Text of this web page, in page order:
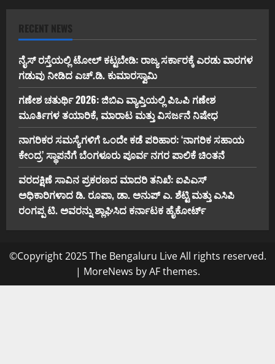
RECENT NEWS
ನೈಸ್ ರಸ್ತೆಯಲ್ಲಿ ಟೋಲ್ ಕಟ್ಟಬೇಡಿ: ರಾಜ್ಯ ಸರ್ಕಾರಕ್ಕೆ ಎರಡು ವಾರಗಳ
ಗಡುವು ನೀಡಿದ ಎಚ್.ಡಿ. ಕುಮಾರಸ್ವಾಮಿ
ಗಣೇಶ ಚತುರ್ಥಿ 2026: ಜಿಬಿಎ ವ್ಯಾಪ್ತಿಯಲ್ಲಿ ಪಿಒಪಿ ಗಣೇಶ
ಮೂರ್ತಿಗಳ ತಯಾರಿಕೆ, ಮಾರಾಟ ಮತ್ತು ವಿಸರ್ಜನೆ ನಿಷೇಧ
ನಾಗರಿಕರ ಸಮಸ್ಯೆಗಳಿಗೆ ಒಂದೇ ಕಡೆ ಪರಿಹಾರ: ‘ನಾಗರಿಕ ಸಹಾಯ
ಕೇಂದ್ರ’ ಸ್ಥಾಪನೆಗೆ ಬೆಂಗಳೂರು ಪೂರ್ವ ನಗರ ಪಾಲಿಕೆ ಚಿಂತನೆ
ವರದಕ್ಷಿಣೆ ಸಾವಿನ ಪ್ರಕರಣದ ಮಾದರಿ ತನಿಖೆ: ಐಪಿಎಸ್
ಅಧಿಕಾರಿಗಳಾದ ಡಿ. ರೂಪಾ, ಡಾ. ಅನುಪ್ ಎ. ಶೆಟ್ಟಿ ಮತ್ತು ಎಸಿಪಿ
ರಂಗಪ್ಪ ಟಿ. ಅವರನ್ನು ಶ್ಲಾಘಿಸಿದ ಕರ್ನಾಟಕ ಹೈಕೋರ್ಟ್
©Copyright 2025 The Bengaluru Live All rights reserved.
| MoreNews by AF themes.